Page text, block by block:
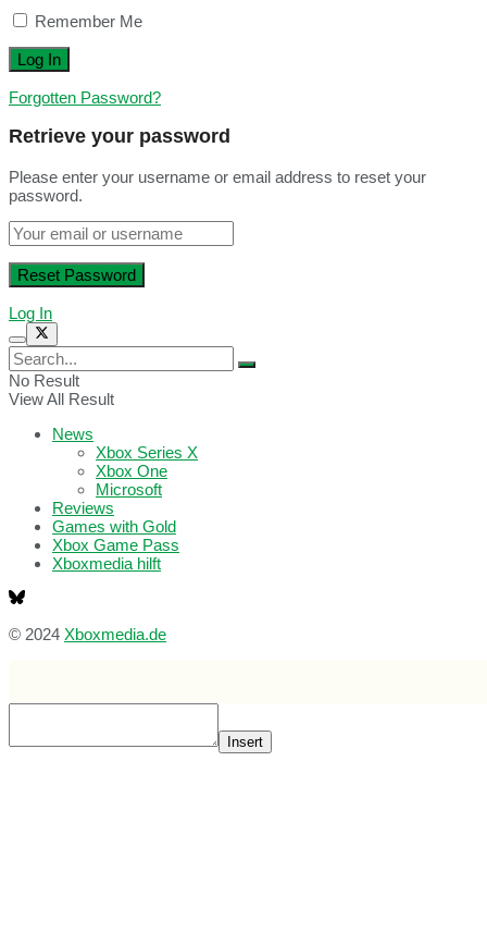
Remember Me
Forgotten Password?
Retrieve your password
Please enter your username or email address to reset your
password.
Log In
No Result
View All Result
News
Xbox Series X
Xbox One
Microsoft
Reviews
Games with Gold
Xbox Game Pass
Xboxmedia hilft
© 2024 Xboxmedia.de
Insert